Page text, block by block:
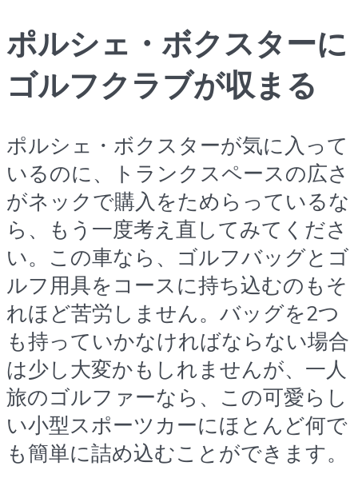
ポルシェ・ボクスターに
ゴルフクラブが収まる
ポルシェ・ボクスターが気に入って
いるのに、トランクスペースの広さ
がネックで購入をためらっているな
ら、もう一度考え直してみてくださ
い。この車なら、ゴルフバッグとゴ
ルフ用具をコースに持ち込むのもそ
れほど苦労しません。バッグを2つ
も持っていかなければならない場合
は少し大変かもしれませんが、一人
旅のゴルファーなら、この可愛らし
い小型スポーツカーにほとんど何で
も簡単に詰め込むことができます。